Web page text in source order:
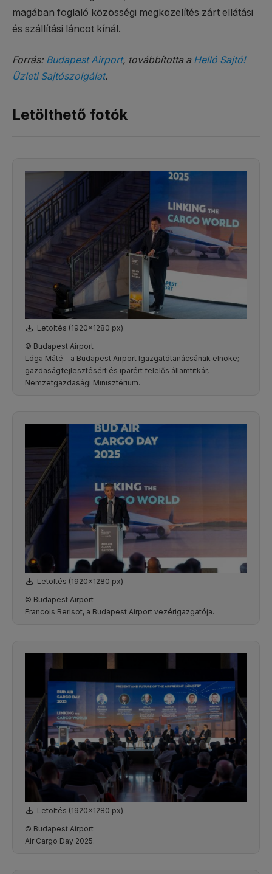
magában foglaló közösségi megközelítés zárt ellátási
és szállítási láncot kínál.
Forrás: Budapest Airport, továbbította a Helló Sajtó!
Üzleti Sajtószolgálat.
Letölthető fotók
Letöltés (1920x1280 px)
© Budapest Airport
Lóga Máté - a Budapest Airport Igazgatótanácsának elnöke;
gazdaságfejlesztésért és iparért felelős államtitkár,
Nemzetgazdasági Minisztérium.
Letöltés (1920x1280 px)
© Budapest Airport
Francois Berisot, a Budapest Airport vezérigazgatója.
Letöltés (1920x1280 px)
© Budapest Airport
Air Cargo Day 2025.